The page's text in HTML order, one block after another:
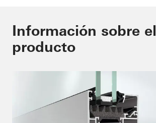
Información sobre el
producto